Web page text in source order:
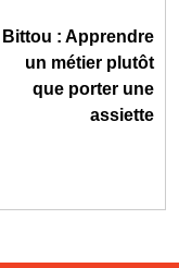
Bittou : Apprendre
un métier plutôt
que porter une
assiette